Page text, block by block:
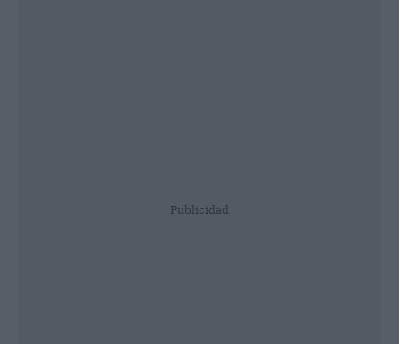
Publicidad